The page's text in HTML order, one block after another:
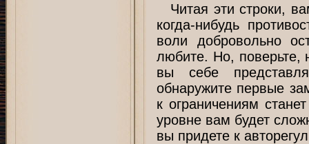
Читая эти строки,
когда-нибудь
воли добровольно
любите. Но, поверьте,
вы себе
обнаружите первые
к ограничениям
уровне вам будет
вы придете к